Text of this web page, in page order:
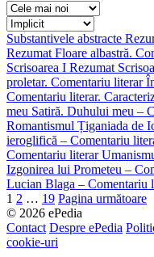
Substantivele abstracte
Rezumat Floare albastră.
Scrisoarea I Rezumat
proletar. Comentariu literar
Comentariu literar.
meu Satiră. Duhului meu –
Romantismul Țiganiada de
ieroglifică – Comentariu
Comentariu literar
Izgonirea lui Prometeu –
Lucian Blaga – Comentariu
Navigare
în
articole
1 2 … 19 Pagina următoare
© 2026 ePedia
Contact Despre ePedia
cookie-uri